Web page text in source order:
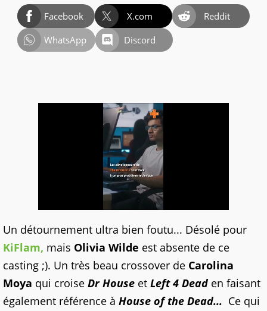
Facebook X.com
Reddit
WhatsApp
Discord
Un détournement ultra bien foutu... Désolé pour
KiFlam, mais Olivia Wilde est absente de ce
casting ;). Un très beau crossover de Carolina
Moya qui croise Dr House et Left 4 Dead en faisant
également référence à House of the Dead... Ce qui